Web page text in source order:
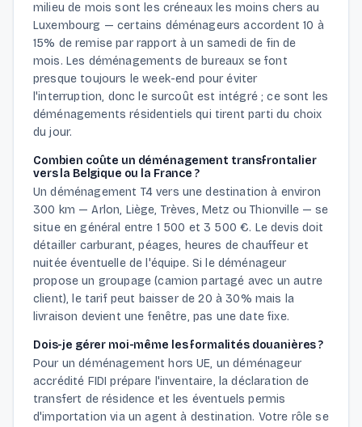
milieu de mois sont les créneaux les moins chers au
Luxembourg — certains déménageurs accordent 10 à
15% de remise par rapport à un samedi de fin de
mois. Les déménagements de bureaux se font
presque toujours le week-end pour éviter
l'interruption, donc le surcoût est intégré ; ce sont les
déménagements résidentiels qui tirent parti du choix
du jour.
Combien coûte un déménagement transfrontalier
vers la Belgique ou la France ?
Un déménagement T4 vers une destination à environ
300 km — Arlon, Liège, Trèves, Metz ou Thionville — se
situe en général entre 1 500 et 3 500 €. Le devis doit
détailler carburant, péages, heures de chauffeur et
nuitée éventuelle de l'équipe. Si le déménageur
propose un groupage (camion partagé avec un autre
client), le tarif peut baisser de 20 à 30% mais la
livraison devient une fenêtre, pas une date fixe.
Dois-je gérer moi-même les formalités douanières ?
Pour un déménagement hors UE, un déménageur
accrédité FIDI prépare l'inventaire, la déclaration de
transfert de résidence et les éventuels permis
d'importation via un agent à destination. Votre rôle se